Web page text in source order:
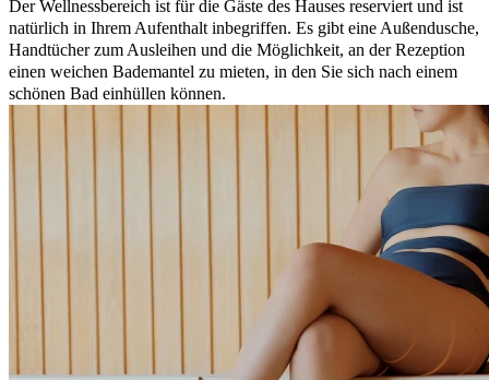
Der Wellnessbereich ist für die Gäste des Hauses reserviert und ist
natürlich in Ihrem Aufenthalt inbegriffen. Es gibt eine Außendusche,
Handtücher zum Ausleihen und die Möglichkeit, an der Rezeption
einen weichen Bademantel zu mieten, in den Sie sich nach einem
schönen Bad einhüllen können.